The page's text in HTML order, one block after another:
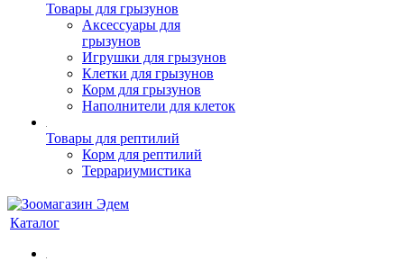
Товары для грызунов
Аксессуары для
грызунов
Игрушки для грызунов
Клетки для грызунов
Корм для грызунов
Наполнители для клеток
Товары для рептилий
Корм для рептилий
Террариумистика
Каталог